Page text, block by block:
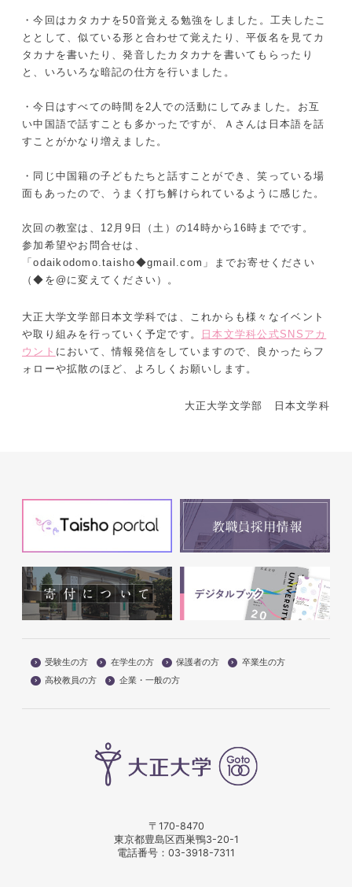
・今回はカタカナを50音覚える勉強をしました。工夫したこ
ととして、似ている形と合わせて覚えたり、平仮名を見てカ
タカナを書いたり、発音したカタカナを書いてもらったり
と、いろいろな暗記の仕方を行いました。
・今日はすべての時間を2人での活動にしてみました。お互
い中国語で話すことも多かったですが、Ａさんは日本語を話
すことがかなり増えました。
・同じ中国籍の子どもたちと話すことができ、笑っている場
面もあったので、うまく打ち解けられているように感じた。
次回の教室は、12月9日（土）の14時から16時までです。
参加希望やお問合せは、
「odaikodomo.taisho◆gmail.com」までお寄せください
（◆を@に変えてください）。
大正大学文学部日本文学科では、これからも様々なイベント
や取り組みを行っていく予定です。
日本文学科公式SNSアカ
ウント において、情報発信をしていますので、良かったらフ
ォローや拡散のほど、よろしくお願いします。
大正大学文学部 日本文学科
受験生の方 在学生の方 保護者の方
卒業生の方
高校教員の方
企業・一般の方
〒170-8470
東京都豊島区西巣鴨3-20-1
電話番号： 03-3918-7311